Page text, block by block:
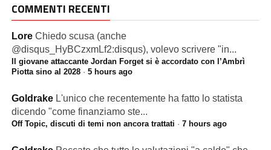
COMMENTI RECENTI
Lore Chiedo scusa (anche
@disqus_HyBCzxmLf2:disqus), volevo scrivere "in...
Il giovane attaccante Jordan Forget si è accordato con l’Ambrì
Piotta sino al 2028· 5 hours ago
Goldrake L'unico che recentemente ha fatto lo statista
dicendo "come finanziamo ste...
Off Topic, discuti di temi non ancora trattati · 7 hours ago